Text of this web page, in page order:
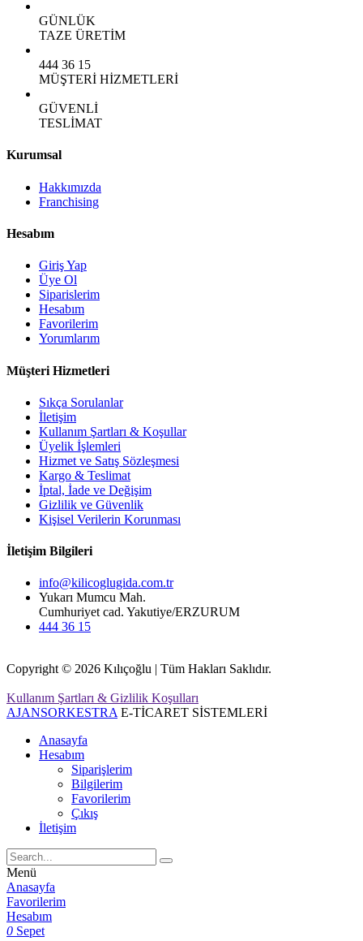
GÜNLÜK
TAZE ÜRETİM
444 36 15
MÜŞTERİ HİZMETLERİ
GÜVENLİ
TESLİMAT
Kurumsal
Hakkımızda
Franchising
Hesabım
Giriş Yap
Üye Ol
Siparislerim
Hesabım
Favorilerim
Yorumlarım
Müşteri Hizmetleri
Sıkça Sorulanlar
İletişim
Kullanım Şartları & Koşullar
Üyelik İşlemleri
Hizmet ve Satış Sözleşmesi
Kargo & Teslimat
İptal, İade ve Değişim
Gizlilik ve Güvenlik
Kişisel Verilerin Korunması
İletişim Bilgileri
info@kilicoglugida.com.tr
Yukarı Mumcu Mah.
Cumhuriyet cad. Yakutiye/ERZURUM
444 36 15
Copyright © 2026 Kılıçoğlu | Tüm Hakları Saklıdır.
Kullanım Şartları & Gizlilik Koşulları
AJANSORKESTRA E-TİCARET SİSTEMLERİ
Anasayfa
Hesabım
Siparişlerim
Bilgilerim
Favorilerim
Çıkış
İletişim
Menü
Anasayfa
Favorilerim
Hesabım
0 Sepet